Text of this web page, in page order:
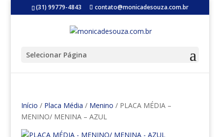
(31) 99779-4843 contato@monicadesouza.com.br
Selecionar Página
Início / Placa Média / Menino / PLACA MÉDIA –
MENINO/ MENINA – AZUL